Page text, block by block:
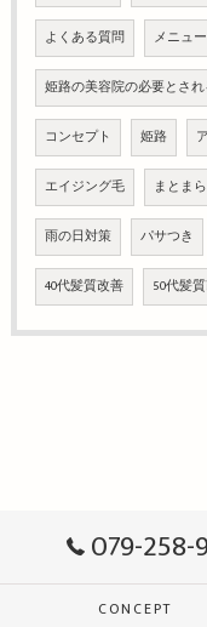
よくある質問 メニュー
姫路の美容院の必要とさ
コンセプト 姫路
エイジング毛 まとま
雨の日対策 パサつき
40代髪質改善 50代髪
079-258-
CONCEPT